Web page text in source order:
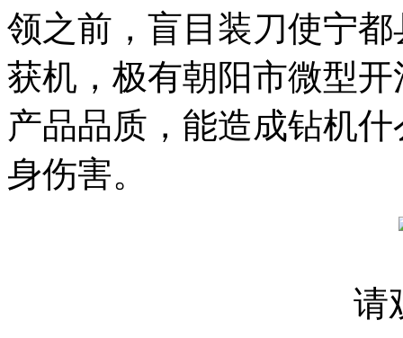
领之前，盲目装刀使宁都
获机 ，极有朝阳市微型开
产品品质， 能造成钻机什
身伤害。
请